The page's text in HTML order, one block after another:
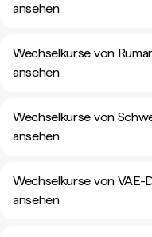
ansehen
Wechselkurse von
ansehen
Wechselkurse von
ansehen
Wechselkurse von VAE-
ansehen